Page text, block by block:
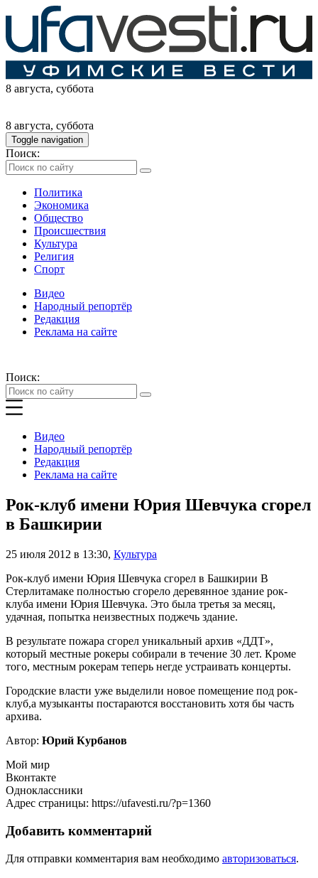
8 августа, суббота
8 августа, суббота
Toggle navigation
Поиск:
Политика
Экономика
Общество
Происшествия
Культура
Религия
Спорт
Видео
Народный репортёр
Редакция
Реклама на сайте
Поиск:
Видео
Народный репортёр
Редакция
Реклама на сайте
Рок-клуб имени Юрия Шевчука сгорел
в Башкирии
25 июля 2012 в 13:30, Культура
Рок-клуб имени Юрия Шевчука сгорел в Башкирии В
Стерлитамаке полностью сгорело деревянное здание рок-
клуба имени Юрия Шевчука. Это была третья за месяц,
удачная, попытка неизвестных поджечь здание.
В результате пожара сгорел уникальный архив «ДДТ»,
который местные рокеры собирали в течение 30 лет. Кроме
того, местным рокерам теперь негде устраивать концерты.
Городские власти уже выделили новое помещение под рок-
клуб,а музыканты постараются восстановить хотя бы часть
архива.
Автор: Юрий Курбанов
Мой мир
Вконтакте
Одноклассники
Адрес страницы: https://ufavesti.ru/?p=1360
Добавить комментарий
Для отправки комментария вам необходимо авторизоваться.